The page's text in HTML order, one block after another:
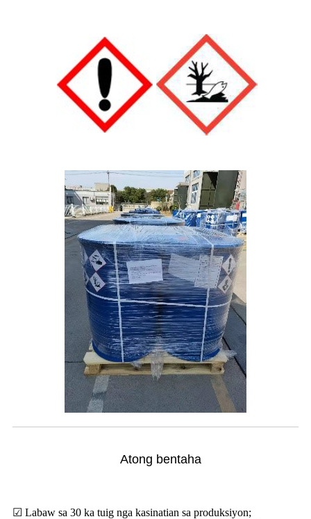
Atong bentaha
☑ Labaw sa 30 ka tuig nga kasinatian sa produksiyon;